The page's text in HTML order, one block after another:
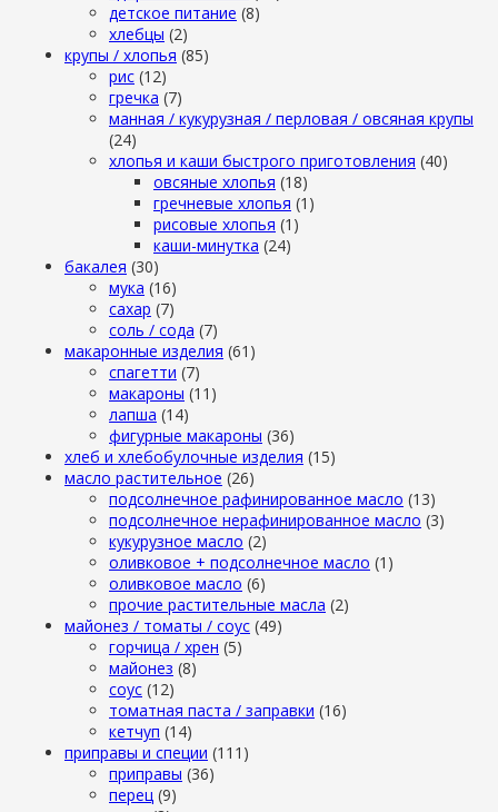
детское питание (8)
хлебцы (2)
крупы / хлопья (85)
рис (12)
гречка (7)
манная / кукурузная / перловая / овсяная крупы
(24)
хлопья и каши быстрого приготовления (40)
овсяные хлопья (18)
гречневые хлопья (1)
рисовые хлопья (1)
каши-минутка (24)
бакалея (30)
мука (16)
сахар (7)
cоль / cода (7)
макаронные изделия (61)
cпагетти (7)
макароны (11)
лапша (14)
фигурные макароны (36)
хлеб и хлебобулочные изделия (15)
масло растительное (26)
подсолнечное рафинированное масло (13)
подсолнечное нерафинированное масло (3)
кукурузное масло (2)
оливковое + подсолнечное масло (1)
оливковое масло (6)
прочие растительные масла (2)
майонез / томаты / соус (49)
горчица / хрен (5)
майонез (8)
соус (12)
томатная паста / заправки (16)
кетчуп (14)
приправы и специи (111)
приправы (36)
перец (9)